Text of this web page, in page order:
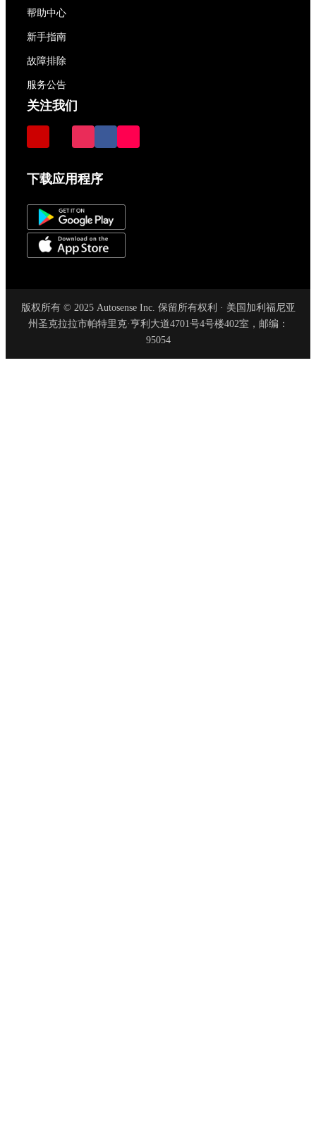
帮助中心
新手指南
故障排除
服务公告
关注我们
下载应用程序
版权所有 © 2025 Autosense Inc. 保留所有权利 · 美国加利福尼亚
州圣克拉拉市帕特里克·亨利大道4701号4号楼402室，邮编：
95054